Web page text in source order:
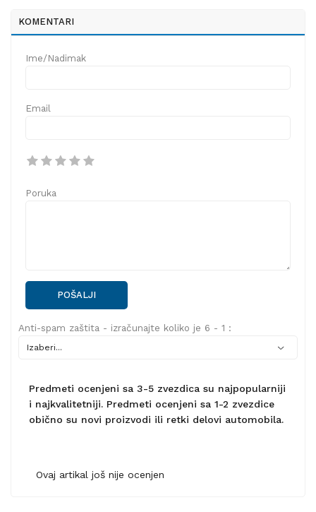
KOMENTARI
Ime/Nadimak
Email
Poruka
POŠALJI
Anti-spam zaštita - izračunajte koliko je 6 - 1 :
Predmeti ocenjeni sa 3-5 zvezdica su najpopularniji
i najkvalitetniji. Predmeti ocenjeni sa 1-2 zvezdice
obično su novi proizvodi ili retki delovi automobila.
Ovaj artikal još nije ocenjen